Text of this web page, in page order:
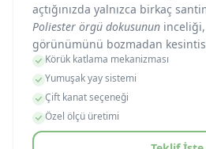
açtığınızda yalnızca birkaç
Poliester örgü dokusunun
görünümünü bozmadan
Körük katlama mekanizması
Yumuşak yay sistemi
Çift kanat seçeneği
Özel ölçü üretimi